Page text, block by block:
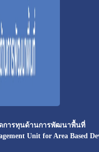
การทุนด้านการพัฒนาพื้นที่
Unit for Area Based